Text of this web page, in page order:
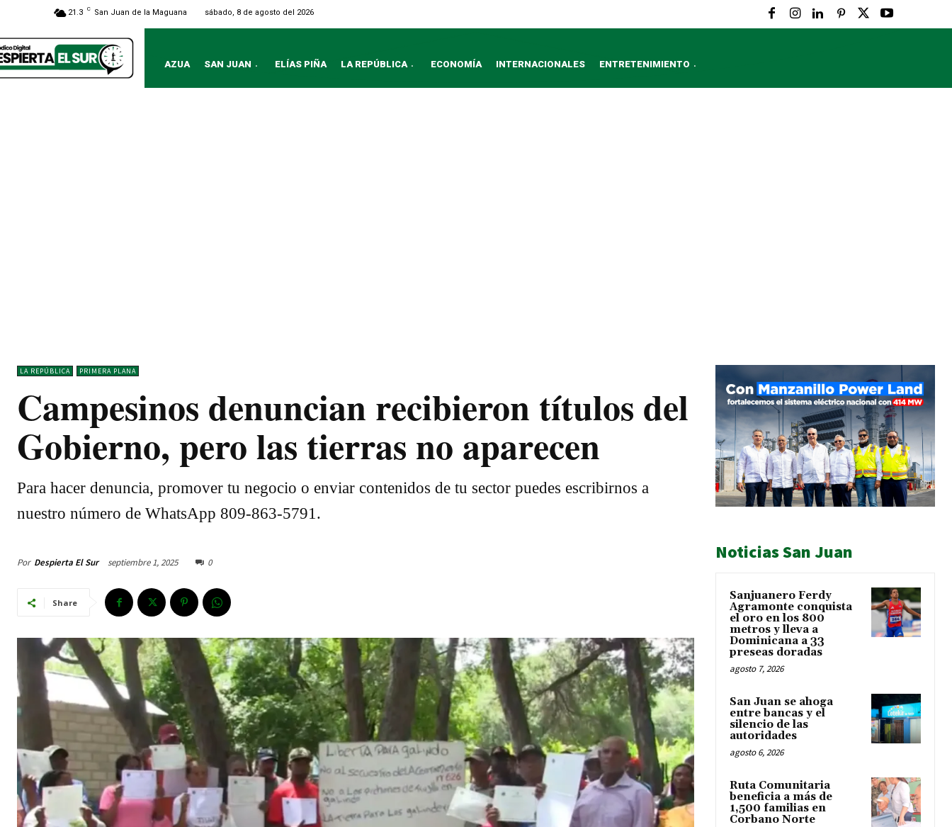
21.3 C San Juan de la Maguana sábado, 8 de agosto del 2026
AZUA SAN JUAN ELÍAS PIÑA LA REPÚBLICA ECONOMÍA INTERNACIONALES ENTRETENIMIENTO
LA REPÚBLICA PRIMERA PLANA
Campesinos denuncian recibieron títulos del
Gobierno, pero las tierras no aparecen
Para hacer denuncia, promover tu negocio o enviar contenidos de tu sector puedes escribirnos a
nuestro número de WhatsApp 809-863-5791.
Por Despierta El Sur septiembre 1, 2025 0
Share
Noticias San Juan
Sanjuanero Ferdy
Agramonte conquista
el oro en los 800
metros y lleva a
Dominicana a 33
preseas doradas
agosto 7, 2026
San Juan se ahoga
entre bancas y el
silencio de las
autoridades
agosto 6, 2026
Ruta Comunitaria
beneficia a más de
1,500 familias en
Corbano Norte